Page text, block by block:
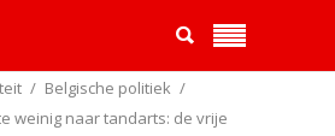
Belgische politiek
weinig naar tandarts: de vrije